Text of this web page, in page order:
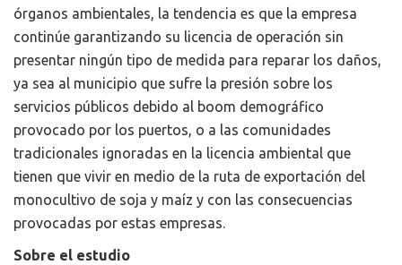
órganos ambientales, la tendencia es que la empresa
continúe garantizando su licencia de operación sin
presentar ningún tipo de medida para reparar los daños,
ya sea al municipio que sufre la presión sobre los
servicios públicos debido al boom demográfico
provocado por los puertos, o a las comunidades
tradicionales ignoradas en la licencia ambiental que
tienen que vivir en medio de la ruta de exportación del
monocultivo de soja y maíz y con las consecuencias
provocadas por estas empresas.
Sobre el estudio